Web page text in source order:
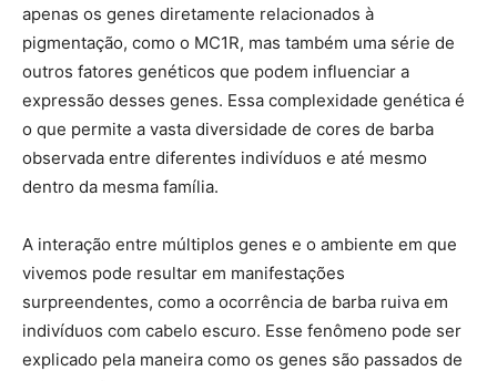
apenas os genes diretamente relacionados à
pigmentação, como o MC1R, mas também uma série de
outros fatores genéticos que podem influenciar a
expressão desses genes. Essa complexidade genética é
o que permite a vasta diversidade de cores de barba
observada entre diferentes indivíduos e até mesmo
dentro da mesma família.
A interação entre múltiplos genes e o ambiente em que
vivemos pode resultar em manifestações
surpreendentes, como a ocorrência de barba ruiva em
indivíduos com cabelo escuro. Esse fenômeno pode ser
explicado pela maneira como os genes são passados de